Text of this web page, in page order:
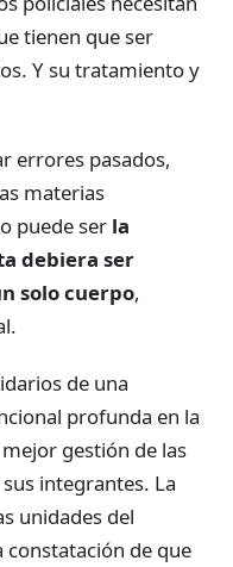
tienen que ser
Y su tratamiento y
errores pasados,
materias
puede ser la
debiera ser
solo cuerpo,
de una
profunda en la
gestión de las
integrantes. La
unidades del
constatación de que